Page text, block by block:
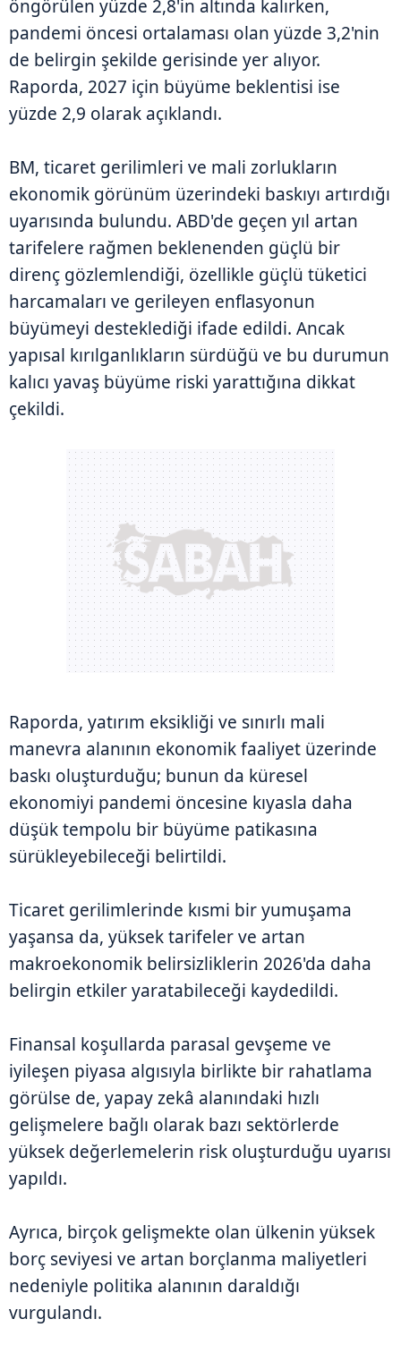
öngörülen yüzde 2,8'in altında kalırken,
pandemi öncesi ortalaması olan yüzde 3,2'nin
de belirgin şekilde gerisinde yer alıyor.
Raporda, 2027 için büyüme beklentisi ise
yüzde 2,9 olarak açıklandı.
BM, ticaret gerilimleri ve mali zorlukların
ekonomik görünüm üzerindeki baskıyı artırdığı
uyarısında bulundu. ABD'de geçen yıl artan
tarifelere rağmen beklenenden güçlü bir
direnç gözlemlendiği, özellikle güçlü tüketici
harcamaları ve gerileyen enflasyonun
büyümeyi desteklediği ifade edildi. Ancak
yapısal kırılganlıkların sürdüğü ve bu durumun
kalıcı yavaş büyüme riski yarattığına dikkat
çekildi.
Raporda, yatırım eksikliği ve sınırlı mali
manevra alanının ekonomik faaliyet üzerinde
baskı oluşturduğu; bunun da küresel
ekonomiyi pandemi öncesine kıyasla daha
düşük tempolu bir büyüme patikasına
sürükleyebileceği belirtildi.
Ticaret gerilimlerinde kısmi bir yumuşama
yaşansa da, yüksek tarifeler ve artan
makroekonomik belirsizliklerin 2026'da daha
belirgin etkiler yaratabileceği kaydedildi.
Finansal koşullarda parasal gevşeme ve
iyileşen piyasa algısıyla birlikte bir rahatlama
görülse de, yapay zekâ alanındaki hızlı
gelişmelere bağlı olarak bazı sektörlerde
yüksek değerlemelerin risk oluşturduğu uyarısı
yapıldı.
Ayrıca, birçok gelişmekte olan ülkenin yüksek
borç seviyesi ve artan borçlanma maliyetleri
nedeniyle politika alanının daraldığı
vurgulandı.